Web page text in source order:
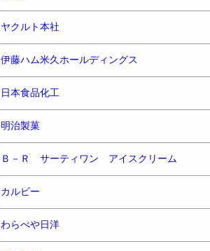
ヤクルト本社
伊藤ハム米久ホールディングス
日本食品化工
明治製菓
Ｂ－Ｒ サーティワン アイスクリーム
カルビー
わらべや日洋